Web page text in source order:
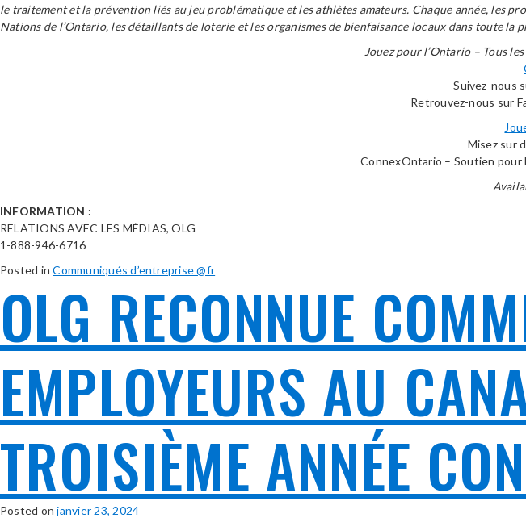
le traitement et la prévention liés au jeu problématique et les athlètes amateurs. Chaque année, les
Nations de l’Ontario, les détaillants de loterie et les organismes de bienfaisance locaux dans toute la
Jouez pour l’Ontario – Tous
Suivez-nous
Retrouvez-nous sur
Misez sur
ConnexOntario – Soutien
INFORMATION :
RELATIONS AVEC LES MÉDIAS, OLG
1-888-946-6716
Posted inCommuniqués d’entreprise @fr
OLG RECONNUE
EMPLOYEURS AU
TROISIÈME ANNÉE
Posted onjanvier 23, 2024